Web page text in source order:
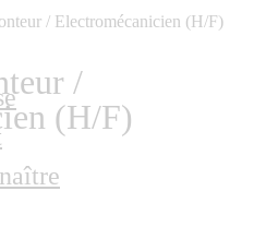
/ Electromécanicien (H/F)
/
(H/F)